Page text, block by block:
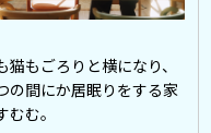
猫もごろりと横になり、
の間にか居眠りをする家
むむ。